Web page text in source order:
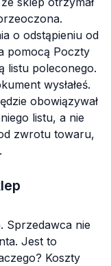
o odstąpieniu od
pomocą Poczty
listu poleconego.
wysłałeś.
obowiązywał
listu, a nie
zwrotu towaru,
Sprzedawca nie
Jest to
Koszty